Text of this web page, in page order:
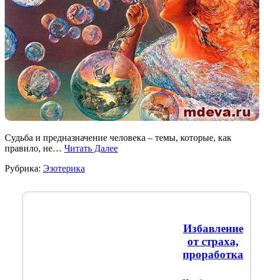
Судьба и предназначение человека – темы, которые, как
правило, не… Читать Далее
Рубрика: Эзотерика
Избавление
от страха,
проработка